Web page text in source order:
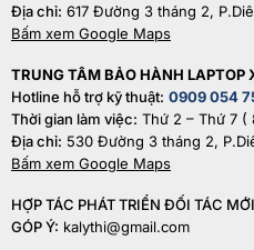
Địa chỉ: 617 Đường 3 tháng 2,
Bấm xem Google Maps
TRUNG TÂM BẢO HÀNH LAPTOP
Hotline hỗ trợ kỹ thuật: 0909 054
Thời gian làm việc: Thứ 2 – Thứ 7 (
Địa chỉ: 530 Đường 3 tháng 2,
Bấm xem Google Maps
HỢP TÁC PHÁT TRIỂN ĐỐI TÁC
GÓP Ý: kalythi@gmail.com